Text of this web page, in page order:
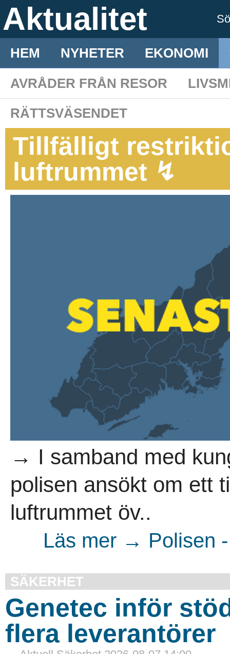
Aktualitet
HEM NYHETER EKONOMI
AVRÅDER FRÅN RESOR
RÄTTSVÄSENDET
Tillfälligt
luftrummet ↯
→ I samband med
polisen ansökt om ett
luftrummet öv..
Läs mer → Polisen
SÄKERHET
Genetec inför
flera leverantörer